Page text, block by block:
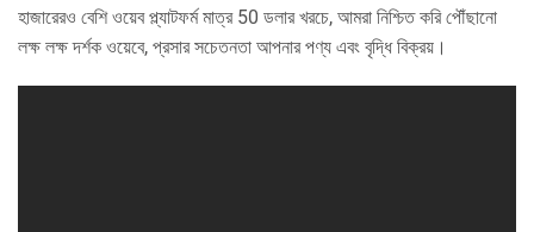
হাজারেরও বেশি ওয়েব প্ল্যাটফর্ম মাত্র 50 ডলার খরচে, আমরা নিশ্চিত করি পৌঁছানো
লক্ষ লক্ষ দর্শক ওয়েবে, প্রসার সচেতনতা আপনার পণ্য এবং বৃদ্ধি বিক্রয়।